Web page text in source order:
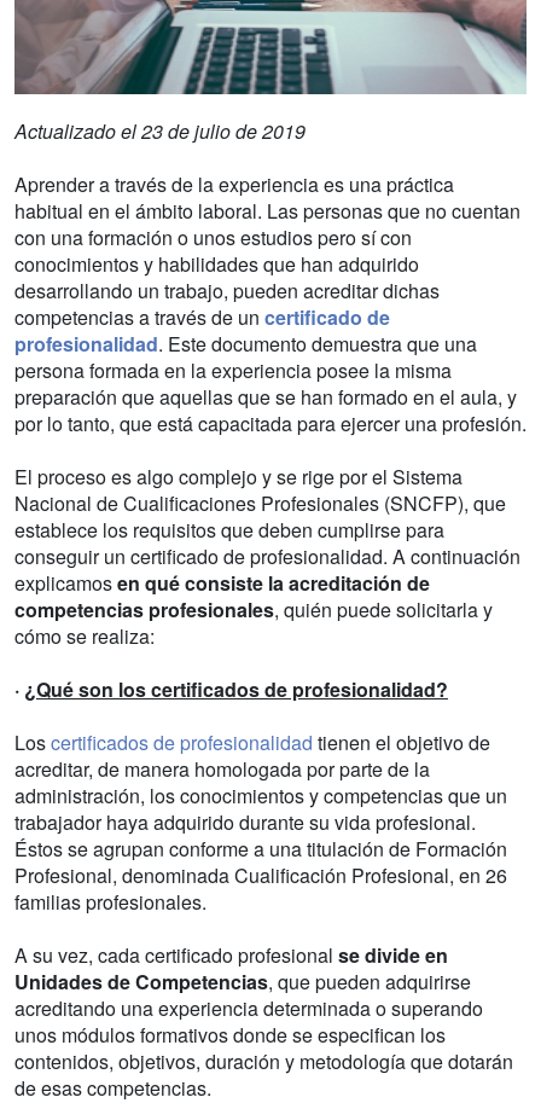
Actualizado el 23 de julio de 2019
Aprender a través de la experiencia es una práctica
habitual en el ámbito laboral. Las personas que no cuentan
con una formación o unos estudios pero sí con
conocimientos y habilidades que han adquirido
desarrollando un trabajo, pueden acreditar dichas
competencias a través de un certificado de
profesionalidad. Este documento demuestra que una
persona formada en la experiencia posee la misma
preparación que aquellas que se han formado en el aula, y
por lo tanto, que está capacitada para ejercer una profesión.
El proceso es algo complejo y se rige por el Sistema
Nacional de Cualificaciones Profesionales (SNCFP), que
establece los requisitos que deben cumplirse para
conseguir un certificado de profesionalidad. A continuación
explicamosen qué consiste la acreditación de
competencias profesionales, quién puede solicitarla y
cómo se realiza:
· ¿Qué son los certificados de profesionalidad?
Loscertificados de profesionalidad tienen el objetivo de
acreditar, de manera homologada por parte de la
administración, los conocimientos y competencias que un
trabajador haya adquirido durante su vida profesional.
Éstos se agrupan conforme a una titulación de Formación
Profesional, denominada Cualificación Profesional, en 26
familias profesionales.
A su vez, cada certificado profesional se divide en
Unidades de Competencias, que pueden adquirirse
acreditando una experiencia determinada o superando
unos módulos formativos donde se especifican los
contenidos, objetivos, duración y metodología que dotarán
de esas competencias.